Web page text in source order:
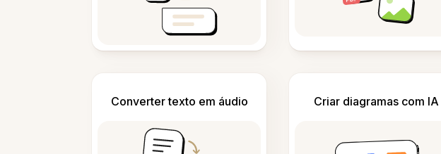
Converter texto em áudio Criar diagramas com IA